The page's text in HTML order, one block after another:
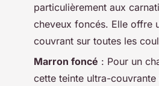
particulièrement aux
cheveux foncés. Elle offre
couvrant sur toutes les
Marron foncé : Pour un
cette teinte ultra-